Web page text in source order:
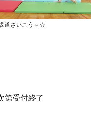
道さいこう～☆
第受付終了